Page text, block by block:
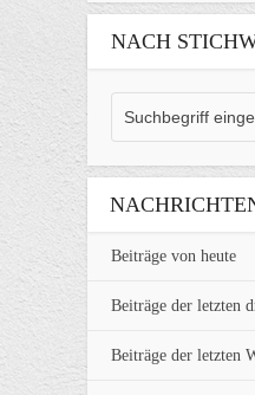
NACH
Beiträge von heute
Beiträge der letzten
Beiträge der letzten